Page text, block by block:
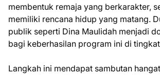
membentuk remaja yang berkarakter,
memiliki rencana hidup yang matang.
publik seperti Dina Maulidah menjadi
bagi keberhasilan program ini di
Langkah ini mendapat sambutan